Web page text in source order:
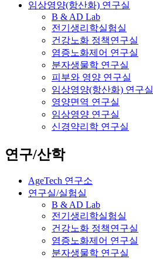
임상영양(항산화) 연구실
B & AD Lab
전기생리학실험실
건강노화 정책연구실
염증노화제어 연구실
분자생물학 연구실
피부와 영양 연구실
임상영양(항산화) 연구실
영양면역 연구실
임상영양 연구실
신경약리학 연구실
연구/산학
AgeTech 연구소
연구실/실험실
B & AD Lab
전기생리학실험실
건강노화 정책연구실
염증노화제어 연구실
분자생물학 연구실